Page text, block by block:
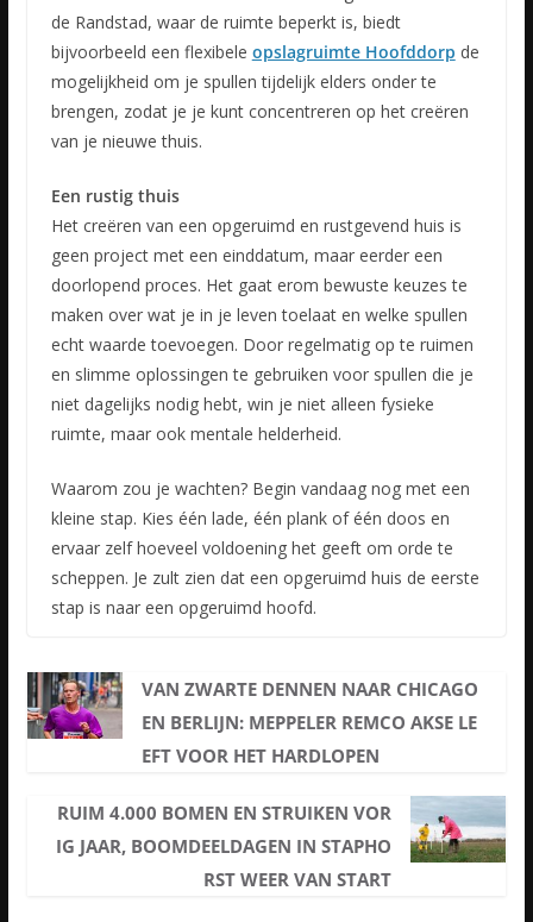
de Randstad, waar de ruimte beperkt is, biedt
bijvoorbeeld een flexibele opslagruimte Hoofddorp de
mogelijkheid om je spullen tijdelijk elders onder te
brengen, zodat je je kunt concentreren op het creëren
van je nieuwe thuis.
Een rustig thuis
Het creëren van een opgeruimd en rustgevend huis is
geen project met een einddatum, maar eerder een
doorlopend proces. Het gaat erom bewuste keuzes te
maken over wat je in je leven toelaat en welke spullen
echt waarde toevoegen. Door regelmatig op te ruimen
en slimme oplossingen te gebruiken voor spullen die je
niet dagelijks nodig hebt, win je niet alleen fysieke
ruimte, maar ook mentale helderheid.
Waarom zou je wachten? Begin vandaag nog met een
kleine stap. Kies één lade, één plank of één doos en
ervaar zelf hoeveel voldoening het geeft om orde te
scheppen. Je zult zien dat een opgeruimd huis de eerste
stap is naar een opgeruimd hoofd.
VAN ZWARTE DENNEN NAAR CHICAGO
EN BERLIJN: MEPPELER REMCO AKSE LE
EFT VOOR HET HARDLOPEN
RUIM 4.000 BOMEN EN STRUIKEN VOR
IG JAAR, BOOMDEELDAGEN IN STAPHO
RST WEER VAN START